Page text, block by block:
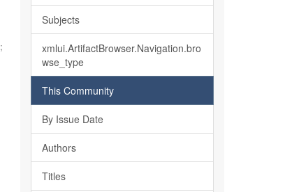
;
Subjects
xmlui.ArtifactBrowser.Navigation.bro
wse_type
This Community
By Issue Date
Authors
Titles